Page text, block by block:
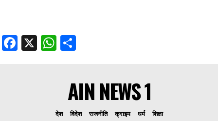
Facebook
X WhatsApp
AIN NEWS 1
देश विदेश राजनीति क्राइम धर्म शिक्षा